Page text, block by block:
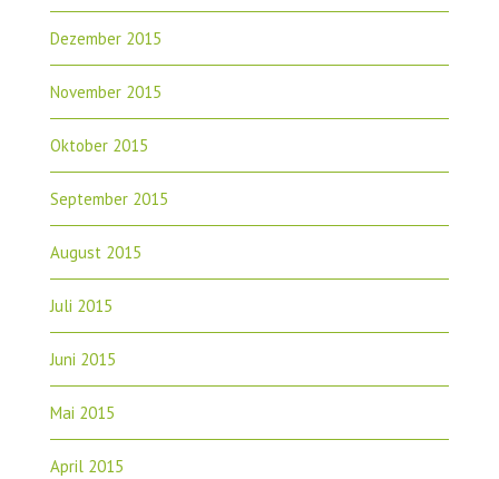
Dezember 2015
November 2015
Oktober 2015
September 2015
August 2015
Juli 2015
Juni 2015
Mai 2015
April 2015